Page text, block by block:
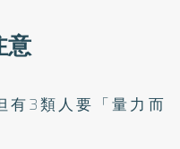
意
有3類人要「量力而